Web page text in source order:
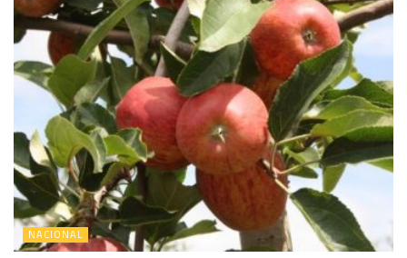
NACIONAL